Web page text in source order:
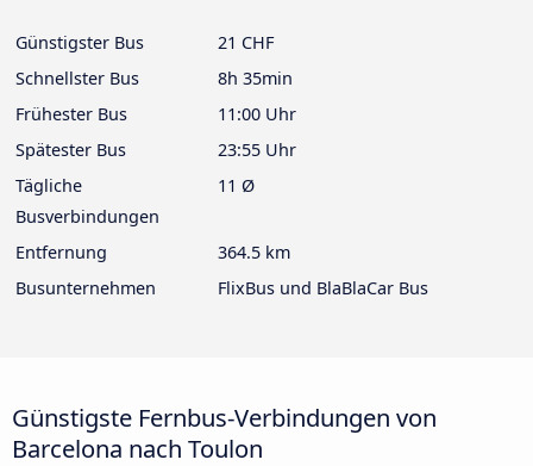
Günstigster Bus
21 CHF
Schnellster Bus
8h 35min
Frühester Bus
11:00 Uhr
Spätester Bus
23:55 Uhr
Tägliche
Busverbindungen
11 Ø
Entfernung
364.5 km
Busunternehmen
FlixBus und BlaBlaCar Bus
Günstigste Fernbus-Verbindungen von
Barcelona nach Toulon